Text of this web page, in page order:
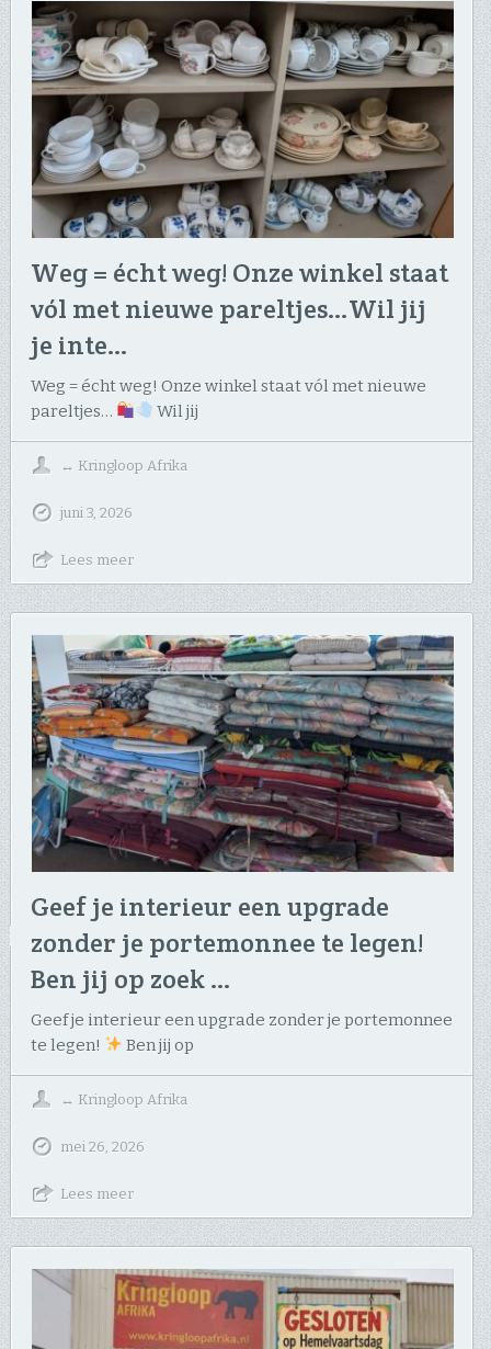
Weg = écht weg! Onze winkel staat
vól met nieuwe pareltjes… ​Wil jij
je inte…
Weg = écht weg! Onze winkel staat vól met nieuwe
pareltjes…
​Wil jij
↔ Kringloop Afrika
juni 3, 2026
Lees meer
Geef je interieur een upgrade
zonder je portemonnee te legen!
Ben jij op zoek …
Geef je interieur een upgrade zonder je portemonnee
te legen!
Ben jij op
↔ Kringloop Afrika
mei 26, 2026
Lees meer